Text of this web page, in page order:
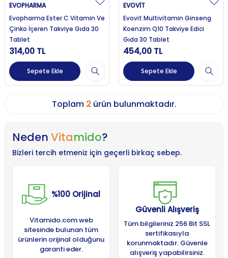
EVOPHARMA
Evopharma Ester C Vitamin Ve
Çinko İçeren Takviye Gıda 30
Tablet
314,00 TL
Sepete Ekle
EVOVİT
Evovit Multivitamin Ginseng
Koenzim Q10 Takviye Edici
Gıda 30 Tablet
454,00 TL
Sepete Ekle
Toplam 2ürün bulunmaktadır.
Neden Vitamido?
Bizleri tercih etmeniz için geçerli birkaç sebep.
%100 Orijinal
Vitamido.com web
sitesinde bulunan tüm
ürünlerin orijinal olduğunu
garanti eder.
Güvenli Alışveriş
Tüm bilgileriniz 256 Bit SSL
sertifikasıyla
korunmaktadır. Güvenle
alışveriş yapabilirsiniz.